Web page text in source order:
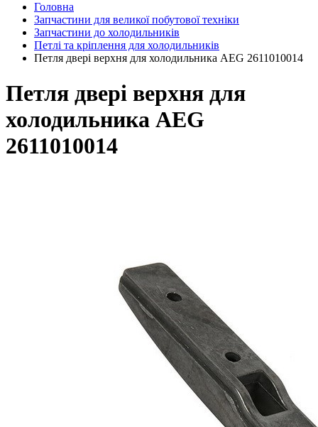
Головна
Запчастини для великої побутової техніки
Запчастини до холодильників
Петлі та кріплення для холодильників
Петля двері верхня для холодильника AEG 2611010014
Петля двері верхня для
холодильника AEG
2611010014